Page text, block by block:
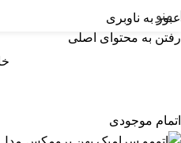
عبور به ناوبری
رفتن به محتوای اصلی
منو
اتمام موجودی